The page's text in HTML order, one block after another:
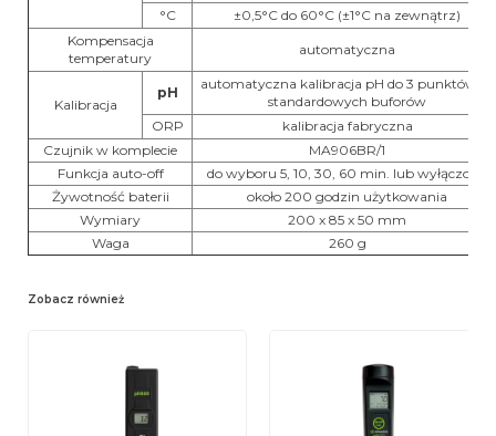
°C
±0,5°C do 60°C (±1°C na zewnątrz)
Kompensacja
temperatury
automatyczna
Kalibracja
pH
automatyczna kalibracja pH do 3 punktów | 7
standardowych buforów
ORP
kalibracja fabryczna
Czujnik w komplecie
MA906BR/1
Funkcja auto-off
do wyboru 5, 10, 30, 60 min. lub wyłączony
Żywotność baterii
około 200 godzin użytkowania
Wymiary
200 x 85 x 50 mm
Waga
260 g
Zobacz również